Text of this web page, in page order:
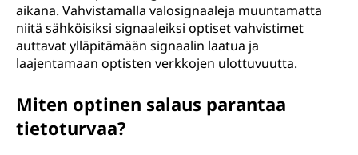
aikana. Vahvistamalla valosignaaleja muuntamatta
niitä sähköisiksi signaaleiksi optiset vahvistimet
auttavat ylläpitämään signaalin laatua ja
laajentamaan optisten verkkojen ulottuvuutta.
Miten optinen salaus parantaa
tietoturvaa?